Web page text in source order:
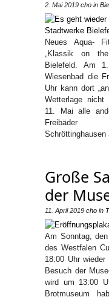
2. Mai 2019 cho in
Neues Aqua-
„Klassik on
Bielefeld. Am
Wiesenbad die
Uhr kann dort
Wetterlage nicht
11. Mai alle
Freibäder
Große
der
11. April 2019 cho in
Am Sonntag,
des Westfalen
18:00 Uhr
Besuch der
wird um 13:00
Brotmuseum